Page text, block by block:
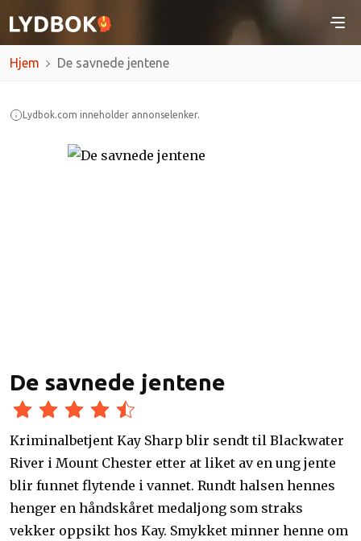
Hjem De savnede jentene
Lydbok.com inneholder annonselenker.
De savnede jentene
Kriminalbetjent Kay Sharp blir sendt til Blackwater
River i Mount Chester etter at liket av en ung jente
blir funnet flytende i vannet. Rundt halsen hennes
henger en håndskåret medaljong som straks
vekker oppsikt hos Kay. Smykket minner henne om